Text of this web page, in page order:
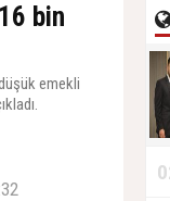
bin
emekli